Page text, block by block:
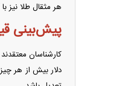
هر مثقال طلا نیز با کاهش یک میلیون و ۹۸۰ هزار تومانی از
پیش‌بینی
کارشناسان
دلار بیش از هر